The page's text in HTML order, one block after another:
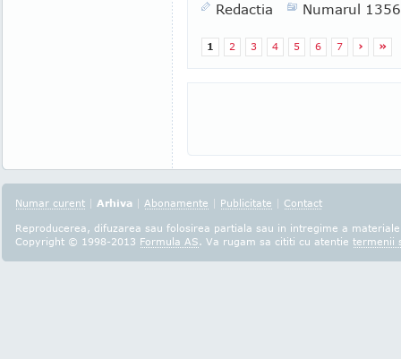
Redactia
Numarul 1356
1 2 3 4 5 6 7 › »
Numar curent | Arhiva | Abonamente | Publicitate | Contact
Reproducerea, difuzarea sau folosirea partiala sau in intregime a
Copyright © 1998-2013 Formula AS. Va rugam sa cititi cu atentie termenii